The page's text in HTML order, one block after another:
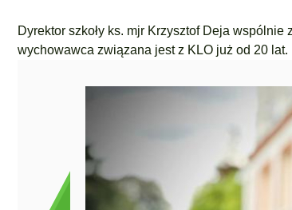
Dyrektor szkoły ks. mjr Krzysztof Deja
wychowawca związana jest z KLO już od 20 lat.